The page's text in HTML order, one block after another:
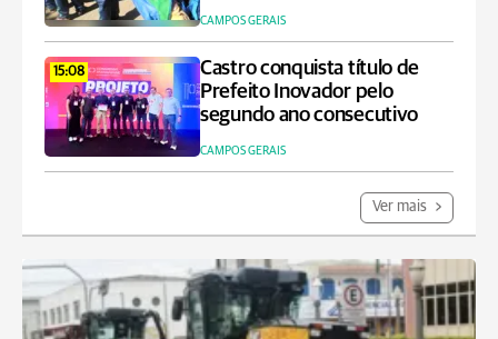
CAMPOS GERAIS
15:08
Castro conquista título de
Prefeito Inovador pelo
segundo ano consecutivo
CAMPOS GERAIS
Ver mais